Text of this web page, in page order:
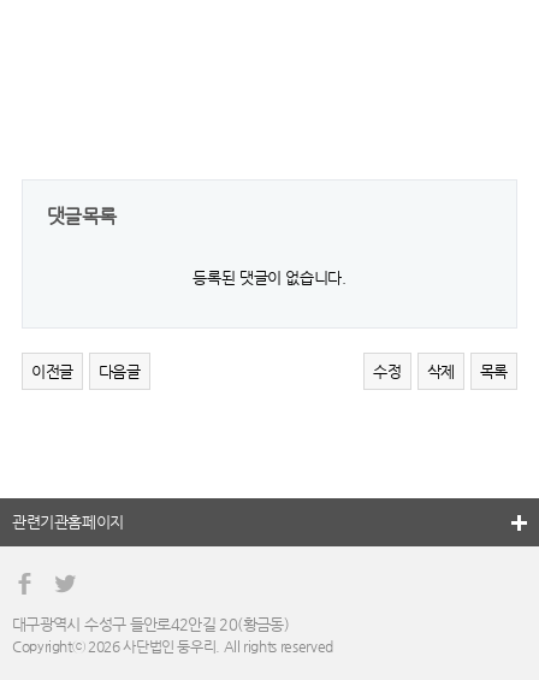
댓글목록
등록된 댓글이 없습니다.
이전글 다음글 수정 삭제 목록
대구광역시 수성구 들안로42안길 20(황금동)
Copyrightⓒ 2026 사단법인 둥우리. All rights reserved
관련기관홈페이지